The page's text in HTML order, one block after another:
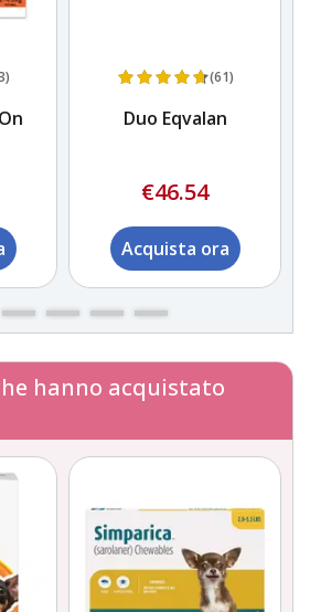
(61)
Duo Eqvalan
€46.54
Acquista ora
hanno acquistato